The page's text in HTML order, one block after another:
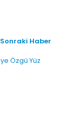
Sonraki Haber
Özgü Yüz